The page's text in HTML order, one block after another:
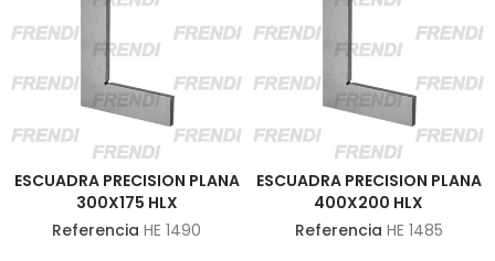
ESCUADRA PRECISION PLANA
300X175 HLX
Referencia HE 1490
ESCUADRA PRECISION PLANA
400X200 HLX
Referencia HE 1485